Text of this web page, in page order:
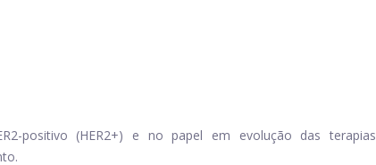
positivo (HER2+) e no papel em evolução das terapias